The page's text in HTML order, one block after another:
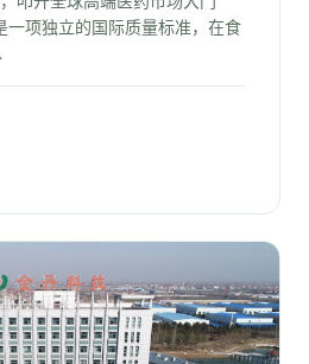
一项独立的国际质量标准，在食